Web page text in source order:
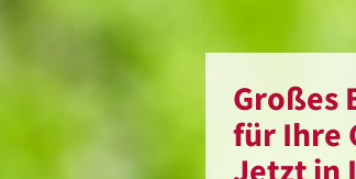
Großes
für Ihre
Jetzt in